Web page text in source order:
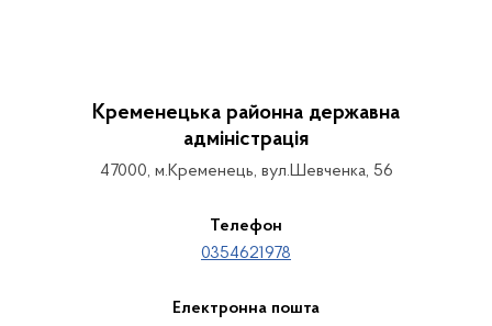
Кременецька районна державна
адміністрація
47000, м.Кременець, вул.Шевченка, 56
Телефон
0354621978
Електронна пошта